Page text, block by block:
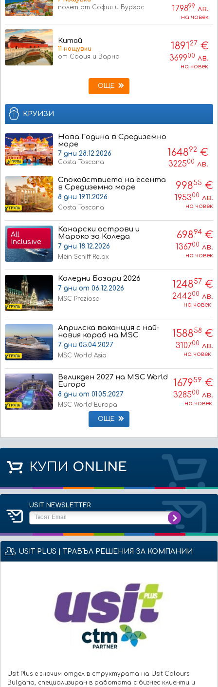
полет от София и Бургас
179899 лв.
на човек
Китай
11 нощувки
от София и Варна
1891 27 €
369900 лв.
на човек
ОЩЕ
КРУИЗИ
164892 €
322500 лв.
Нова Година в Средиземно
море
7 дни 28.12.2026
Costa Toscana
99855 €
195300 лв.
на човек
Спокойствието на есента
в Средиземно море
8 дни 19.11.2026
Costa Toscana
69894 €
136700 лв.
на човек
All
Inclusive
Канарски острови и
Мароко за Коледа
7 дни 18.12.2026
Mein Schiff Relax
124857 €
244200 лв.
на човек
Коледни Базари 2026
7 дни от 06.12.2026
MSC Preziosa
158858 €
310700 лв.
на човек
Априлска ваканция с най-
новия кораб на MSC
7 дни 05.04.2027
MSC World Asia
167959 €
328500 лв.
на човек
Великден 2027 на MSC World
Europa
8 дни от 01.05.2027
MSC World Europa
ОЩЕ
КУПИ ONLINE
USIT NEWSLETTER
USIT PLUS | ТРАВЪЛ РЕШЕНИЯ ЗА КОМПАНИИ
Usit Plus e значим отдел в структурата на Usit Colours
Bulgaria, специализиран в работата с бизнес клиенти и